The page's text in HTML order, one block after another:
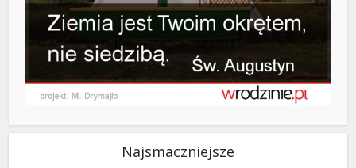
Najsmaczniejsze